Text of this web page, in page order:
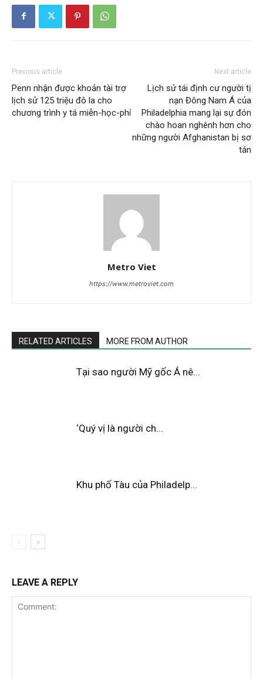
Previous article
Penn nhận được khoản tài trợ
lịch sử 125 triệu đô la cho
chương trình y tá miễn-học-phí
Next article
Lịch sử tái định cư người tị
nạn Đông Nam Á của
Philadelphia mang lại sự đón
chào hoan nghênh hơn cho
những người Afghanistan bị sơ
tán
Metro Viet
https://www.metroviet.com
RELATED ARTICLES MORE FROM AUTHOR
Tại sao người Mỹ gốc Á nê...
‘Quý vị là người ch...
Khu phố Tàu của Philadelp...
LEAVE A REPLY